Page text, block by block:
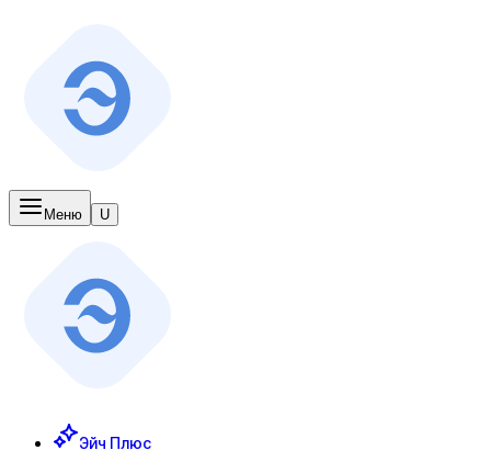
Меню U
Эйч Плюс